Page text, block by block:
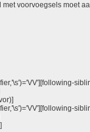
voorvoegsels moet